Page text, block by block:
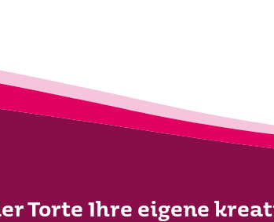
Torte Ihre eigene